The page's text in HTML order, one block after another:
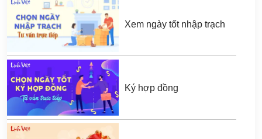
Xem ngày tốt nhập trạch
Ký hợp đồng